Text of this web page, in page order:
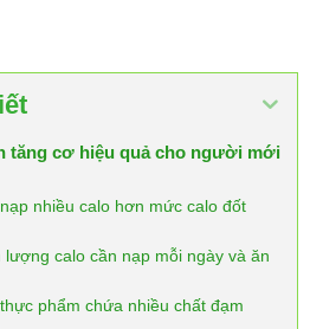
tăng cơ hiệu quả cho người mới
nhiều calo hơn mức calo đốt
calo cần nạp mỗi ngày và ăn
phẩm chứa nhiều chất đạm